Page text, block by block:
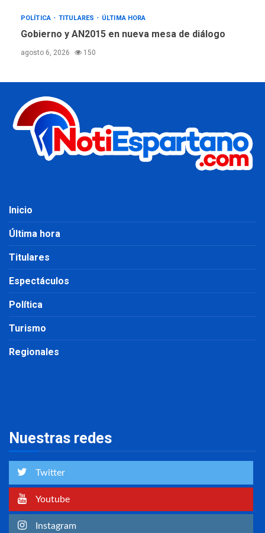
POLÍTICA TITULARES ÚLTIMA HORA
Gobierno y AN2015 en nueva mesa de diálogo
agosto 6, 2026 150
Inicio
Última hora
Titulares
Espectáculos
Política
Turismo
Regionales
Nuestras redes
Twitter
Youtube
Instagram